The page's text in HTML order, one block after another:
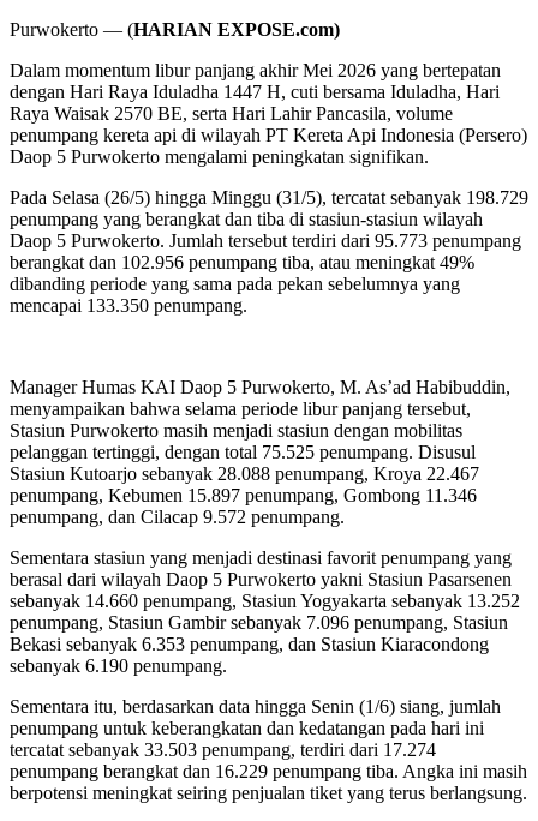
Purwokerto — (HARIAN EXPOSE.com)
Dalam momentum libur panjang akhir Mei 2026 yang bertepatan
dengan Hari Raya Iduladha 1447 H, cuti bersama Iduladha, Hari
Raya Waisak 2570 BE, serta Hari Lahir Pancasila, volume
penumpang kereta api di wilayah PT Kereta Api Indonesia (Persero)
Daop 5 Purwokerto mengalami peningkatan signifikan.
Pada Selasa (26/5) hingga Minggu (31/5), tercatat sebanyak 198.729
penumpang yang berangkat dan tiba di stasiun-stasiun wilayah
Daop 5 Purwokerto. Jumlah tersebut terdiri dari 95.773 penumpang
berangkat dan 102.956 penumpang tiba, atau meningkat 49%
dibanding periode yang sama pada pekan sebelumnya yang
mencapai 133.350 penumpang.
Manager Humas KAI Daop 5 Purwokerto, M. As’ad Habibuddin,
menyampaikan bahwa selama periode libur panjang tersebut,
Stasiun Purwokerto masih menjadi stasiun dengan mobilitas
pelanggan tertinggi, dengan total 75.525 penumpang. Disusul
Stasiun Kutoarjo sebanyak 28.088 penumpang, Kroya 22.467
penumpang, Kebumen 15.897 penumpang, Gombong 11.346
penumpang, dan Cilacap 9.572 penumpang.
Sementara stasiun yang menjadi destinasi favorit penumpang yang
berasal dari wilayah Daop 5 Purwokerto yakni Stasiun Pasarsenen
sebanyak 14.660 penumpang, Stasiun Yogyakarta sebanyak 13.252
penumpang, Stasiun Gambir sebanyak 7.096 penumpang, Stasiun
Bekasi sebanyak 6.353 penumpang, dan Stasiun Kiaracondong
sebanyak 6.190 penumpang.
Sementara itu, berdasarkan data hingga Senin (1/6) siang, jumlah
penumpang untuk keberangkatan dan kedatangan pada hari ini
tercatat sebanyak 33.503 penumpang, terdiri dari 17.274
penumpang berangkat dan 16.229 penumpang tiba. Angka ini masih
berpotensi meningkat seiring penjualan tiket yang terus berlangsung.